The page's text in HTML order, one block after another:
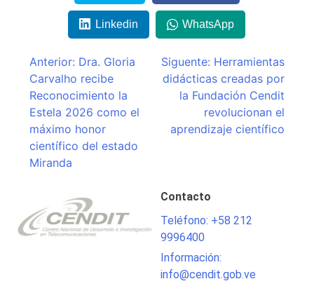
Linkedin WhatsApp
Navegación
de
entradas
Anterior: Dra. Gloria
Carvalho recibe
Reconocimiento la
Estela 2026 como el
máximo honor
científico del estado
Miranda
Siguente: Herramientas
didácticas creadas por
la Fundación Cendit
revolucionan el
aprendizaje científico
Contacto
Teléfono: +58 212
9996400
Información:
info@cendit.gob.ve